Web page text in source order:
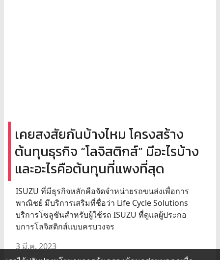
เคยสงสัยกันบ้างไหม โครงสร้าง
ต้นทุนธุรกิจ “โลจิสติกส์” มีอะไรบ้าง
และอะไรคือต้นทุนที่แพงที่สุด
ISUZU ที่มีธุรกิจหลักคือจัดจำหน่ายรถขนส่งเพื่อการ
พาณิชย์ มีบริการเสริมที่ชื่อว่า Life Cycle Solutions
บริการโซลูชันสำหรับผู้ใช้รถ ISUZU ที่ดูแลผู้ประกอ
บการโลจิสติกส์แบบครบวงจร
3 มี.ค. 2023